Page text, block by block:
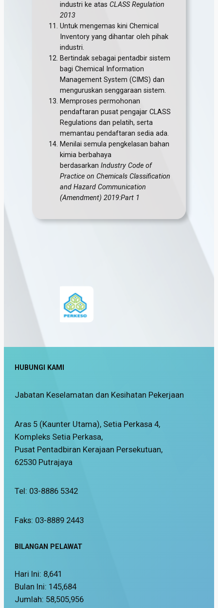
industri ke atasCLASS Regulation
2013
Untuk mengemas kini Chemical
Inventory yang dihantar oleh pihak
industri.
Bertindak sebagai pentadbir sistem
bagi Chemical Information
Management System (CIMS) dan
menguruskan senggaraan sistem.
Memproses permohonan
pendaftaran pusat pengajar CLASS
Regulations dan pelatih, serta
memantau pendaftaran sedia ada.
Menilai semula pengkelasan bahan
kimia berbahaya
berdasarkanIndustry Code of
Practice on Chemicals Classification
and Hazard Communication
(Amendment) 2019:Part 1
HUBUNGI KAMI
Jabatan Keselamatan dan Kesihatan Pekerjaan
Aras 5 (Kaunter Utama), Setia Perkasa 4,
Kompleks Setia Perkasa,
Pusat Pentadbiran Kerajaan Persekutuan,
62530 Putrajaya
Tel: 03-8886 5342
Faks: 03-8889 2443
BILANGAN PELAWAT
Hari Ini: 8,641
Bulan Ini: 145,684
Jumlah: 58,505,956